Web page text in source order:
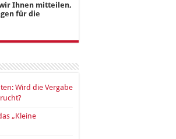
Ihnen mitteilen,
für die
Wird die Vergabe
„Kleine